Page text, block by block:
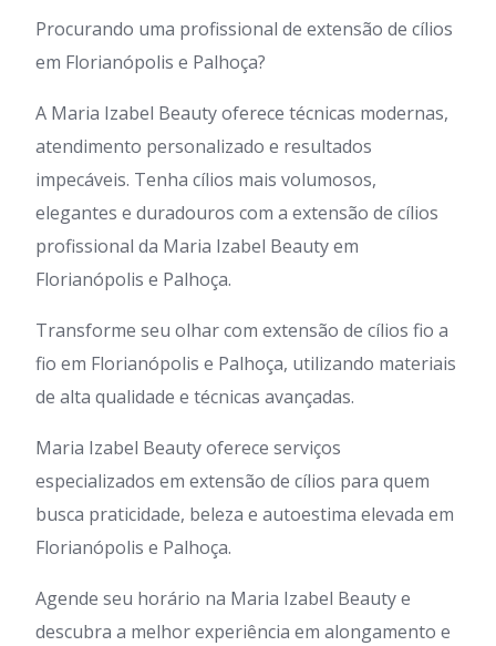
Procurando uma profissional de extensão de cílios
em Florianópolis e Palhoça?
A Maria Izabel Beauty oferece técnicas modernas,
atendimento personalizado e resultados
impecáveis. Tenha cílios mais volumosos,
elegantes e duradouros com a extensão de cílios
profissional da Maria Izabel Beauty em
Florianópolis e Palhoça.
Transforme seu olhar com extensão de cílios fio a
fio em Florianópolis e Palhoça, utilizando materiais
de alta qualidade e técnicas avançadas.
Maria Izabel Beauty oferece serviços
especializados em extensão de cílios para quem
busca praticidade, beleza e autoestima elevada em
Florianópolis e Palhoça.
Agende seu horário na Maria Izabel Beauty e
descubra a melhor experiência em alongamento e